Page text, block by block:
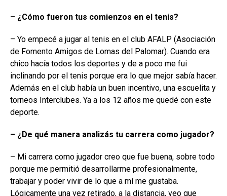
– ¿Cómo fueron tus comienzos en el tenis?
– Yo empecé a jugar al tenis en el club AFALP (Asociación
de Fomento Amigos de Lomas del Palomar). Cuando era
chico hacía todos los deportes y de a poco me fui
inclinando por el tenis porque era lo que mejor sabía hacer.
Además en el club había un buen incentivo, una escuelita y
torneos Interclubes. Ya a los 12 años me quedé con este
deporte.
– ¿De qué manera analizás tu carrera como jugador?
– Mi carrera como jugador creo que fue buena, sobre todo
porque me permitió desarrollarme profesionalmente,
trabajar y poder vivir de lo que a mí me gustaba.
Lógicamente una vez retirado, a la distancia, veo que